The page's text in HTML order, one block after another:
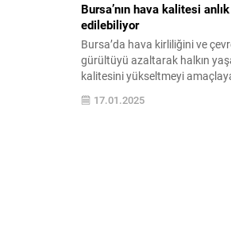
Bursa’nın hava kalitesi
edilebiliyor
Bursa’da hava kirliliğini ve
gürültüyü azaltarak halkın
kalitesini yükseltmeyi
Büyükşehir Belediyesi, hava ve
kirliliğinin tespitine yönelik
17.01.2025